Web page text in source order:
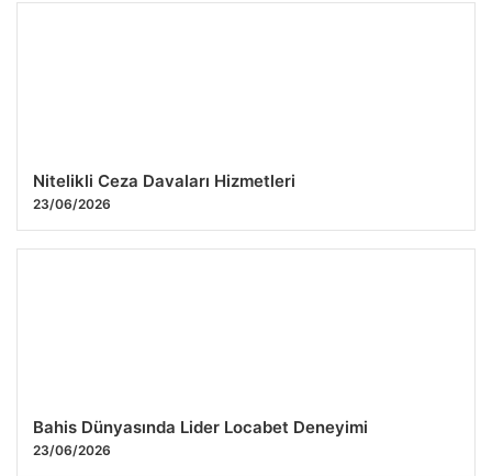
Nitelikli Ceza Davaları Hizmetleri
23/06/2026
Bahis Dünyasında Lider Locabet Deneyimi
23/06/2026